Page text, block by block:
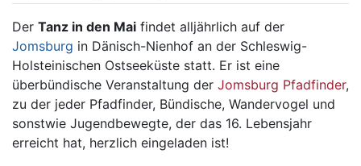
Wechseln zu:Navigation,Suche
Der Tanz in den Mai findet alljährlich auf der
Jomsburg in Dänisch-Nienhof an der Schleswig-
Holsteinischen Ostseeküste statt. Er ist eine
überbündische Veranstaltung der Jomsburg Pfadfinder,
zu der jeder Pfadfinder, Bündische, Wandervogel und
sonstwie Jugendbewegte, der das 16. Lebensjahr
erreicht hat, herzlich eingeladen ist!